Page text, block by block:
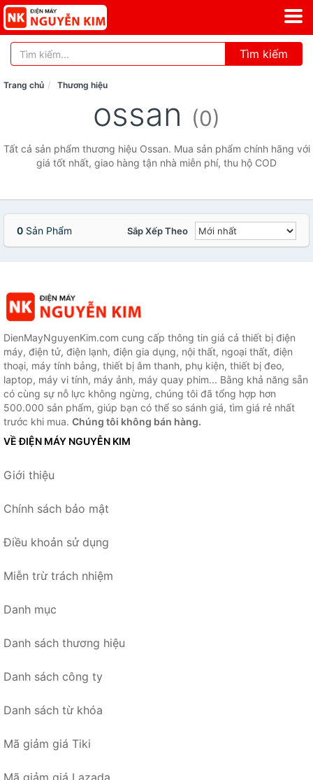
Tìm kiếm
Trang chủ Thương hiệu
ossan (0)
Tất cả sản phẩm thương hiệu Ossan. Mua sản phẩm chính hãng với
giá tốt nhất, giao hàng tận nhà miễn phí, thu hộ COD
0 Sản Phẩm Sắp Xếp Theo
DienMayNguyenKim.com cung cấp thông tin giá cả thiết bị điện
máy, điện tử, điện lạnh, điện gia dụng, nội thất, ngoại thất, điện
thoại, máy tính bảng, thiết bị âm thanh, phụ kiện, thiết bị đeo,
laptop, máy vi tính, máy ảnh, máy quay phim... Bằng khả năng sẵn
có cùng sự nỗ lực không ngừng, chúng tôi đã tổng hợp hơn
500.000 sản phẩm, giúp bạn có thể so sánh giá, tìm giá rẻ nhất
trước khi mua. Chúng tôi không bán hàng.
VỀ ĐIỆN MÁY NGUYỄN KIM
Giới thiệu
Chính sách bảo mật
Điều khoản sử dụng
Miễn trừ trách nhiệm
Danh mục
Danh sách thương hiệu
Danh sách công ty
Danh sách từ khóa
Mã giảm giá Tiki
Mã giảm giá Lazada